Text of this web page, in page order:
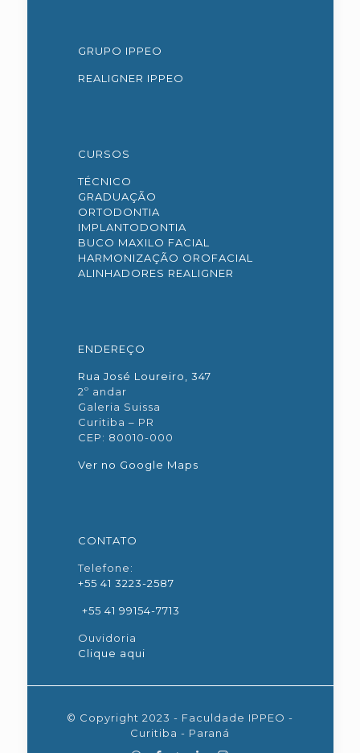
GRUPO IPPEO
REALIGNER IPPEO
CURSOS
TÉCNICO
GRADUAÇÃO
ORTODONTIA
IMPLANTODONTIA
BUCO MAXILO FACIAL
HARMONIZAÇÃO OROFACIAL
ALINHADORES REALIGNER
ENDEREÇO
Rua José Loureiro, 347
2º andar
Galeria Suissa
Curitiba – PR
CEP: 80010-000
Ver no Google Maps
CONTATO
Telefone:
+55 41 3223-2587
+55 41 99154-7713
Ouvidoria
Clique aqui
© Copyright 2023 - Faculdade IPPEO -
Curitiba - Paraná